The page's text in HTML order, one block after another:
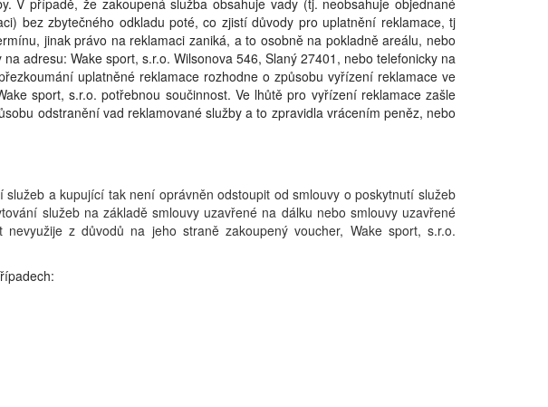
V případě, že zakoupená služba obsahuje vady (tj. neobsahuje objednané
bez zbytečného odkladu poté, co zjistí důvody pro uplatnění reklamace, tj
jinak právo na reklamaci zaniká, a to osobně na pokladně areálu, nebo
adresu: Wake sport, s.r.o. Wilsonova 546, Slaný 27401, nebo telefonicky na
uplatněné reklamace rozhodne o způsobu vyřízení reklamace ve
sport, s.r.o. potřebnou součinnost. Ve lhůtě pro vyřízení reklamace zašle
odstranění vad reklamované služby a to zpravidla vrácením peněz, nebo
a kupující tak není oprávněn odstoupit od smlouvy o poskytnutí služeb
služeb na základě smlouvy uzavřené na dálku nebo smlouvy uzavřené
z důvodů na jeho straně zakoupený voucher, Wake sport, s.r.o.